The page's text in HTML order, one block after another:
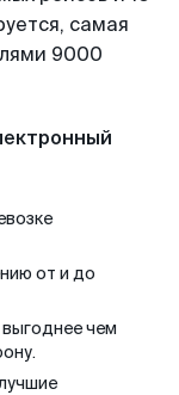
самая
9000
от и до
чем